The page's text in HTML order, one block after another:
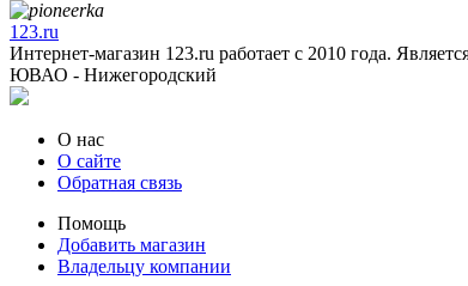
123.ru
Интернет-магазин 123.ru работает с 2010 года.
ЮВАО - Нижегородский
О нас
О сайте
Обратная связь
Помощь
Добавить магазин
Владельцу компании